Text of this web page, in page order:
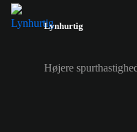
Lynhurtig
Højere